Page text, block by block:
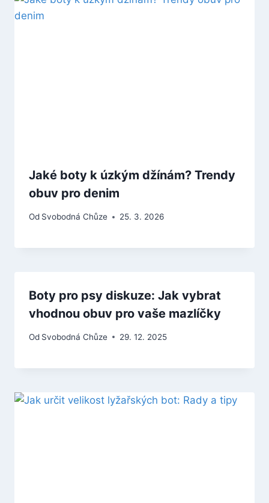
Jaké boty k úzkým džínám? Trendy
obuv pro denim
Od Svobodná Chůze 25. 3. 2026
Boty pro psy diskuze: Jak vybrat
vhodnou obuv pro vaše mazlíčky
Od Svobodná Chůze 29. 12. 2025